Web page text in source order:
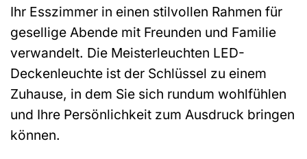
Ihr Esszimmer in einen stilvollen Rahmen für
gesellige Abende mit Freunden und Familie
verwandelt. Die Meisterleuchten LED-
Deckenleuchte ist der Schlüssel zu einem
Zuhause, in dem Sie sich rundum wohlfühlen
und Ihre Persönlichkeit zum Ausdruck bringen
können.